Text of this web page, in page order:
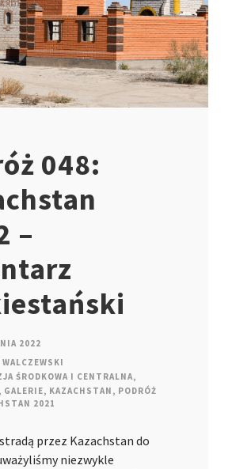
048:
–
2022
ŚRODKOWA I CENTRALNA,
, GALERIE, KAZACHSTAN , PODRÓŻ
2021
przez Kazachstan do
niezwykle